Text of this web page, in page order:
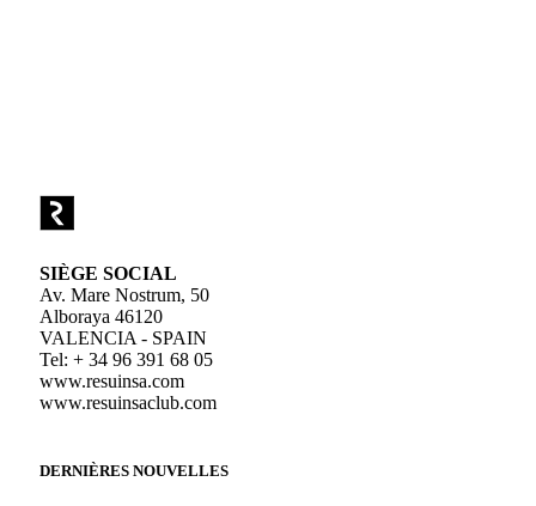
SIÈGE SOCIAL
Av. Mare Nostrum, 50
Alboraya 46120
VALENCIA - SPAIN
Tel: + 34 96 391 68 05
www.resuinsa.com
www.resuinsaclub.com
DERNIÈRES NOUVELLES